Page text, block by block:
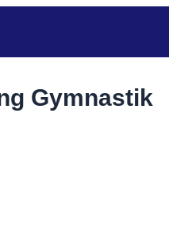
Gymnastik